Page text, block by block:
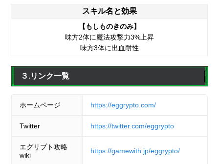
スキル名と効果
【もしものきのみ】
味方2体に魔法攻撃力3%上昇
味方3体に出血耐性
３.リンク一覧
ホームページ https://eggrypto.com/
Twitter https://twitter.com/eggrypto
エグリプト攻略
wiki
https://gamewith.jp/eggrypto/